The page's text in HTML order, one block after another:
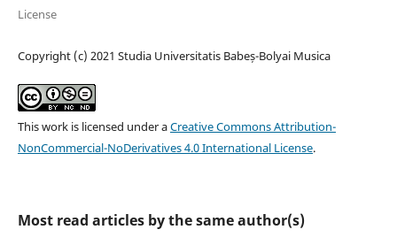
License
Copyright (c) 2021 Studia Universitatis Babeș-Bolyai Musica
This work is licensed under aCreative Commons Attribution-
NonCommercial-NoDerivatives 4.0 International License.
Most read articles by the same author(s)